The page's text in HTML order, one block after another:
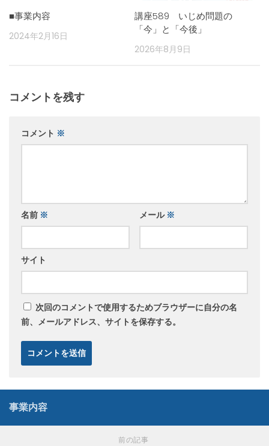
■事業内容
2024年2月16日
講座589 いじめ問題の
「今」と「今後」
2026年8月9日
コメントを残す
コメント ※
名前 ※ メール ※
サイト
次回のコメントで使用するためブラウザーに自分の名
前、メールアドレス、サイトを保存する。
事業内容
前の記事